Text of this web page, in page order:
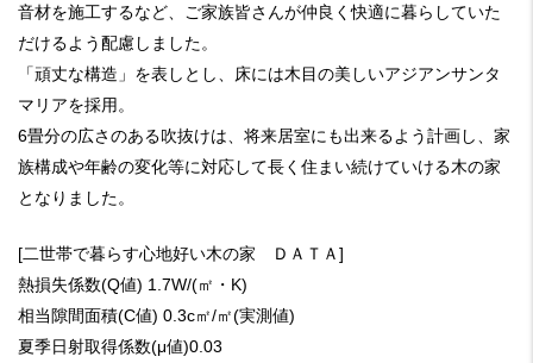
音材を施工するなど、ご家族皆さんが仲良く快適に暮らしていた
だけるよう配慮しました。
「頑丈な構造」を表しとし、床には木目の美しいアジアンサンタ
マリアを採用。
6畳分の広さのある吹抜けは、将来居室にも出来るよう計画し、家
族構成や年齢の変化等に対応して長く住まい続けていける木の家
となりました。
[二世帯で暮らす心地好い木の家 ＤＡＴＡ]
熱損失係数(Q値) 1.7W/(㎡・K)
相当隙間面積(C値) 0.3c㎡/㎡(実測値)
夏季日射取得係数(μ値)0.03